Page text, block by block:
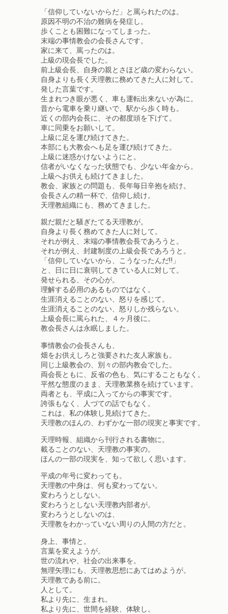
「信仰していないからだ」と罵られたのは。
原因不明の不治の難病を発症し。
歩くことも困難になってしまった。
末端の事情教会の会長さんです。
家に来て、罵ったのは。
上級の現会長でした。
前上級会長、自身の親とさほど歳の変わらない。
自身よりも長く天理教に務めてきた人に対して。
発した言葉です。
生まれつき眼が悪く、車も運転出来ないが為に。
昔から電車を乗り継いで、駅から歩く時も。
近くの部内会長に、その都度頭を下げて。
車に同乗をお願いして。
上級に足を運び続けてきた。
本部にも大教会へも足を運び続けてきた。
上級に迷惑かけないようにと。
信者がいなくなった状態でも、少ない年金から。
上級へお供えも続けてきました。
教会、家族との問題も、長年毎日辛抱を続け。
会長さんの精一杯で、信仰し続け。
天理教組織にも、務めてきました。
親だ親だと騒ぎたてる天理教が。
自身より長く務めてきた人に対して。
それが例え、末端の事情教会長であろうと。
それが例え、封建制度の上級会長であろうと。
「信仰していないから、こうなったんだ‼」
と、日に日に衰弱してきている人に対して。
発せられる、その心が。
理解する必用のあるものではなく。
生涯消えることのない、怒りを感じて。
生涯消えることのない、怒りしか残らない。
上級会長に罵られた、４ヶ月後に。
教会長さんは永眠しました。
事情教会の会長さんも、
畑をお供えしろと強要された友人家族も。
同じ上級教会の、別々の部内教会でした。
両会長ともに、反省の色も、気にすることもなく。
平然な態度のまま、天理教業務を続けています。
両者とも、平成に入ってからの事実です。
誇張もなく、人づての話でもなく。
これは、私の体験し見続けてきた。
天理教のほんの、わずかな一部の現実と事実です。
天理時報、組織から刊行される書物に。
載ることのない、天理教の事実の。
ほんの一部の現実を、知って欲しく思います。
平成の年号に変わっても。
天理教の中身は、何も変わってない。
変わろうとしない。
変わろうとしない天理教内部者が。
変わろうとしないのは、
天理教をわかっていない周りの人間の方だと。
身上、事情と。
言葉を変えようが。
世の流れや、社会の出来事を。
無理矢理にも、天理教思想にあてはめようが。
天理教である前に。
人として。
私より先に、生まれ。
私より先に、世間を経験、体験し。